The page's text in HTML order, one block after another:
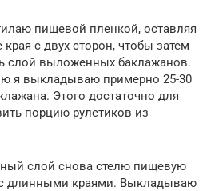
пищевой пленкой, оставляя
с двух сторон, чтобы затем
слой выложенных баклажанов.
я выкладываю примерно 25-30
Этого достаточно для
порцию рулетиков из
слой снова стелю пищевую
с длинными краями. Выкладываю